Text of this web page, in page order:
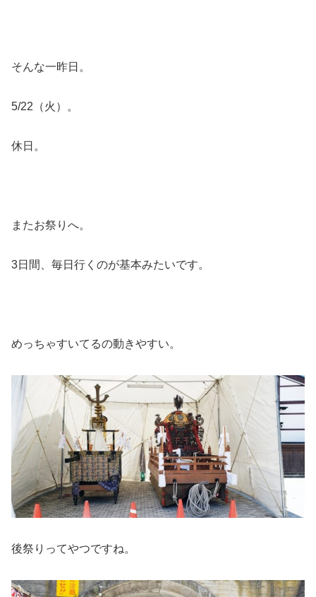
そんな一昨日。
5/22（火）。
休日。
またお祭りへ。
3日間、毎日行くのが基本みたいです。
めっちゃすいてるの動きやすい。
後祭りってやつですね。